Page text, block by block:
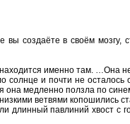
создаёте в своём мозгу,
находится именно там. …Она
и почти не осталось
она медленно ползла по
ветвями копошились
длинный павлиний хвост с